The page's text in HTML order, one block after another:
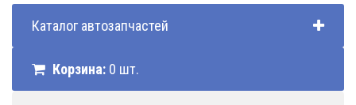
Каталог автозапчастей
Корзина: 0 шт.